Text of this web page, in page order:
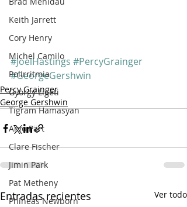
Keith Jarrett
Cory Henry
Michel Camilo
Polirritmia
György Ligeti
Tigram Hamasyan
Arvo Pärt
Clare Fischer
Jimin Park
Pat Metheny
Phineas Newborn
#JoelHastings #PercyGrainger
#GeorgeGershwin
Percy Grainger
George Gershwin
Entradas recientes Ver todo